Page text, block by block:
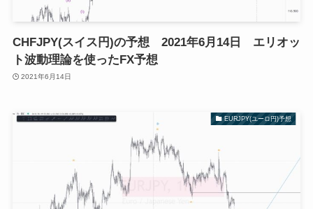
CHFJPY(スイス円)の予想 2021年6月14日 エリオッ
ト波動理論を使ったFX予想
2021年6月14日
EURJPY(ユーロ円)予想